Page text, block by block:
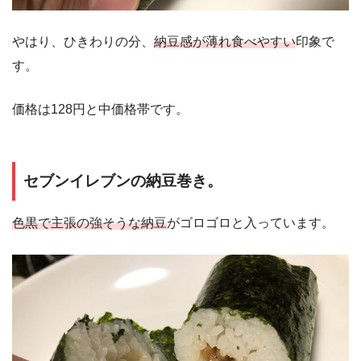
やはり、ひきわりの分、 納豆感が薄れ食べやすい印象で
す。
価格は128円と中価格帯です。
セブンイレブンの納豆巻き。
色黒で主張の強そうな納豆がゴロゴロと入っています。